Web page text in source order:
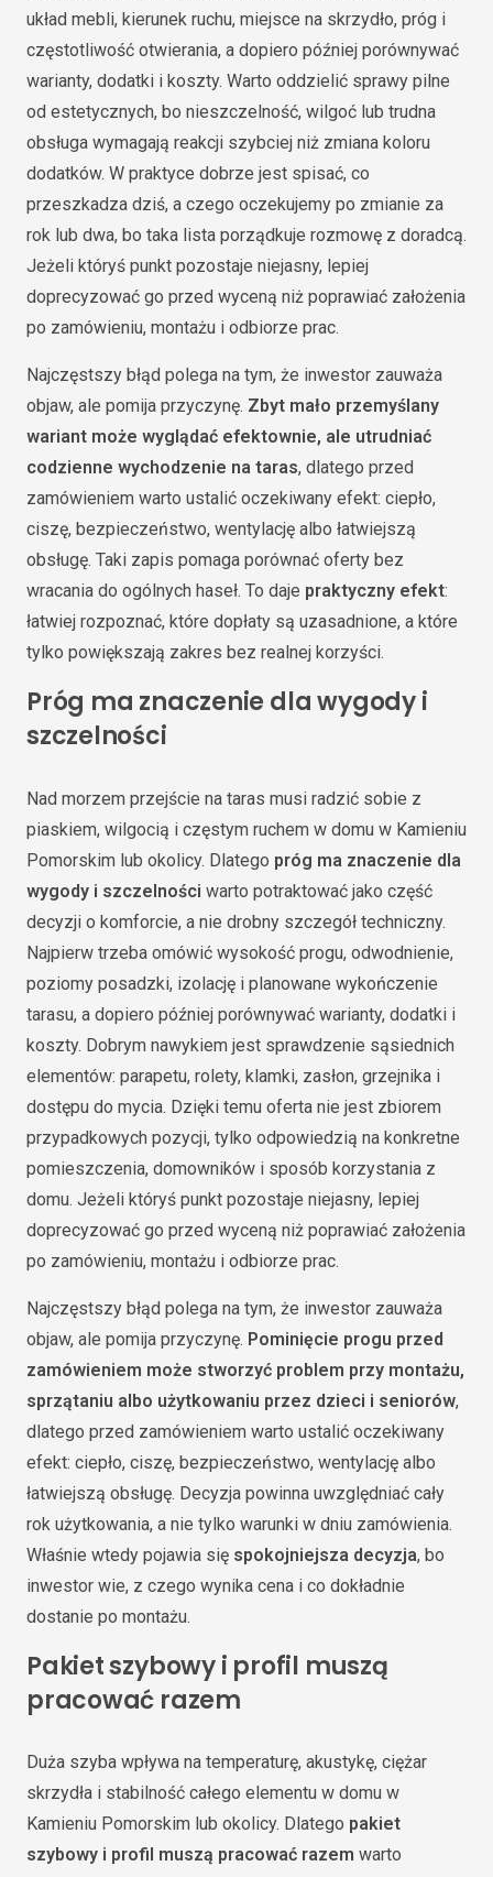
układ mebli, kierunek ruchu, miejsce na skrzydło, próg i
częstotliwość otwierania, a dopiero później porównywać
warianty, dodatki i koszty. Warto oddzielić sprawy pilne
od estetycznych, bo nieszczelność, wilgoć lub trudna
obsługa wymagają reakcji szybciej niż zmiana koloru
dodatków. W praktyce dobrze jest spisać, co
przeszkadza dziś, a czego oczekujemy po zmianie za
rok lub dwa, bo taka lista porządkuje rozmowę z doradcą.
Jeżeli któryś punkt pozostaje niejasny, lepiej
doprecyzować go przed wyceną niż poprawiać założenia
po zamówieniu, montażu i odbiorze prac.
Najczęstszy błąd polega na tym, że inwestor zauważa
objaw, ale pomija przyczynę. Zbyt mało przemyślany
wariant może wyglądać efektownie, ale utrudniać
codzienne wychodzenie na taras, dlatego przed
zamówieniem warto ustalić oczekiwany efekt: ciepło,
ciszę, bezpieczeństwo, wentylację albo łatwiejszą
obsługę. Taki zapis pomaga porównać oferty bez
wracania do ogólnych haseł. To daje praktyczny efekt:
łatwiej rozpoznać, które dopłaty są uzasadnione, a które
tylko powiększają zakres bez realnej korzyści.
Próg ma znaczenie dla wygody i
szczelności
Nad morzem przejście na taras musi radzić sobie z
piaskiem, wilgocią i częstym ruchem w domu w Kamieniu
Pomorskim lub okolicy. Dlatego próg ma znaczenie dla
wygody i szczelności warto potraktować jako część
decyzji o komforcie, a nie drobny szczegół techniczny.
Najpierw trzeba omówić wysokość progu, odwodnienie,
poziomy posadzki, izolację i planowane wykończenie
tarasu, a dopiero później porównywać warianty, dodatki i
koszty. Dobrym nawykiem jest sprawdzenie sąsiednich
elementów: parapetu, rolety, klamki, zasłon, grzejnika i
dostępu do mycia. Dzięki temu oferta nie jest zbiorem
przypadkowych pozycji, tylko odpowiedzią na konkretne
pomieszczenia, domowników i sposób korzystania z
domu. Jeżeli któryś punkt pozostaje niejasny, lepiej
doprecyzować go przed wyceną niż poprawiać założenia
po zamówieniu, montażu i odbiorze prac.
Najczęstszy błąd polega na tym, że inwestor zauważa
objaw, ale pomija przyczynę. Pominięcie progu przed
zamówieniem może stworzyć problem przy montażu,
sprzątaniu albo użytkowaniu przez dzieci i seniorów,
dlatego przed zamówieniem warto ustalić oczekiwany
efekt: ciepło, ciszę, bezpieczeństwo, wentylację albo
łatwiejszą obsługę. Decyzja powinna uwzględniać cały
rok użytkowania, a nie tylko warunki w dniu zamówienia.
Właśnie wtedy pojawia się spokojniejsza decyzja, bo
inwestor wie, z czego wynika cena i co dokładnie
dostanie po montażu.
Pakiet szybowy i profil muszą
pracować razem
Duża szyba wpływa na temperaturę, akustykę, ciężar
skrzydła i stabilność całego elementu w domu w
Kamieniu Pomorskim lub okolicy. Dlatego pakiet
szybowy i profil muszą pracować razem warto